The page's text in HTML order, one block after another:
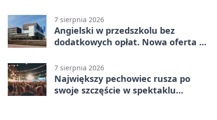
7 sierpnia 2026
Angielski w przedszkolu bez
dodatkowych opłat. Nowa oferta w
7 sierpnia 2026
Największy pechowiec rusza po
swoje szczęście w spektaklu